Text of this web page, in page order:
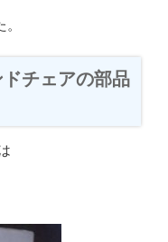
チェアの部品